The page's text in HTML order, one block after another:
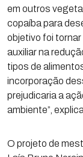
em outros
copaíba para
objetivo foi
auxiliar na
tipos de
incorporação
prejudicaria a
ambiente”,
O projeto de